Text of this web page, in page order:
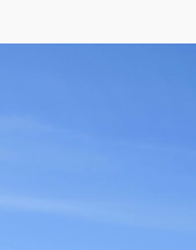
цепочку невысоких